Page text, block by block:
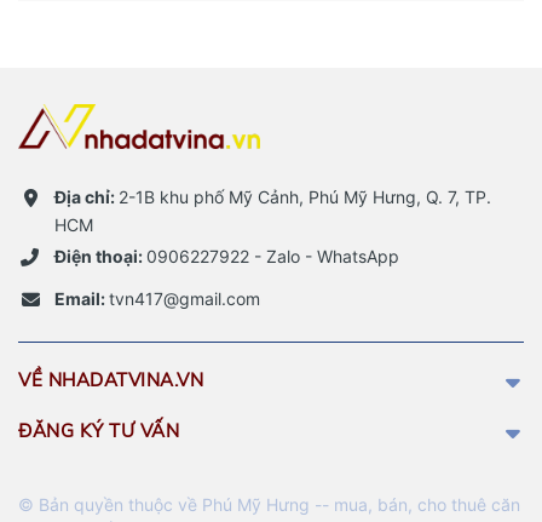
Địa chỉ: 2-1B khu phố Mỹ Cảnh, Phú Mỹ Hưng, Q. 7, TP.
HCM
Điện thoại:0906227922 - Zalo - WhatsApp
Email:tvn417@gmail.com
VỀ NHADATVINA.VN
ĐĂNG KÝ TƯ VẤN
© Bản quyền thuộc về Phú Mỹ Hưng -- mua, bán, cho thuê căn